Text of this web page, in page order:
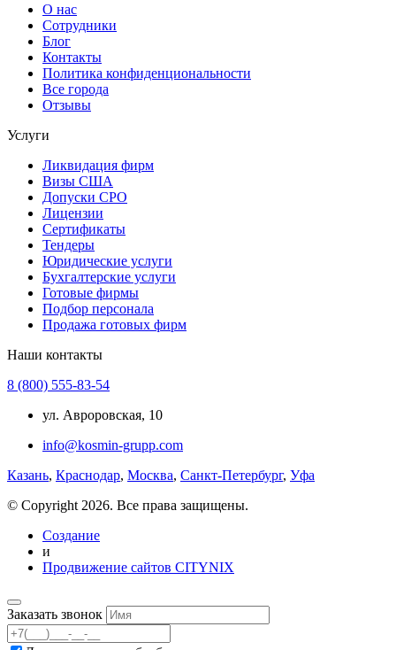
О нас
Сотрудники
Блог
Контакты
Политика конфиденциональности
Все города
Отзывы
Услуги
Ликвидация фирм
Визы США
Допуски СРО
Лицензии
Сертификаты
Тендеры
Юридические услуги
Бухгалтерские услуги
Готовые фирмы
Подбор персонала
Продажа готовых фирм
Наши контакты
8 (800) 555-83-54
ул. Авроровская, 10
info@kosmin-grupp.com
Казань, Краснодар, Москва, Санкт-Петербург, Уфа
© Copyright 2026. Все права защищены.
Создание
и
Продвижение сайтов CITYNIX
Заказать звонок